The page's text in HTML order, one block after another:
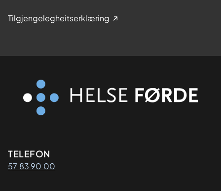
Tilgjengelegheitserklæring
Kontaktinformasjon
TELEFON
57 83 90 00